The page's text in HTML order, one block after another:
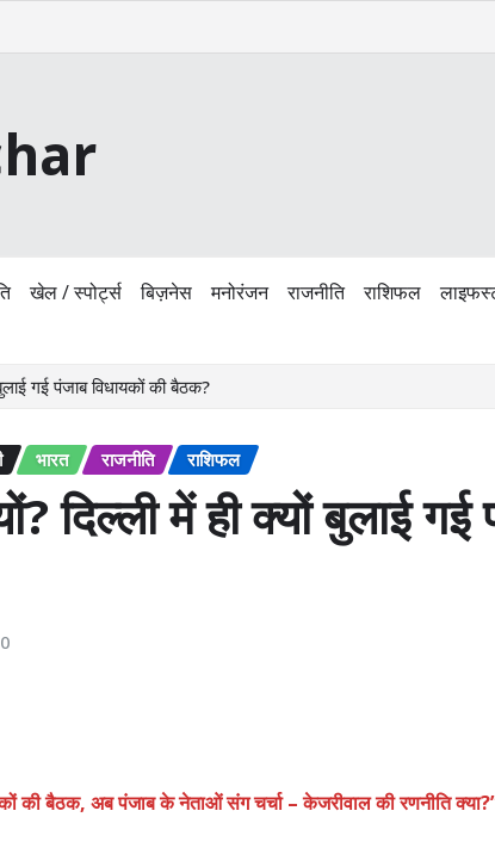
खेल / स्पोर्ट्स बिज़नेस मनोरंजन राजनीति राशिफल
गई पंजाब विधायकों की बैठक?
भारत राजनीति राशिफल
दिल्ली में ही क्यों बुलाई गई
0
की बैठक, अब पंजाब के नेताओं संग चर्चा – केजरीवाल की रणनीति